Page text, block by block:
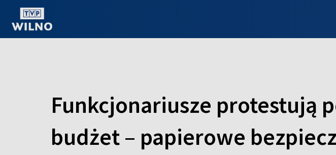
Funkcjonariusze protestują
budżet – papierowe